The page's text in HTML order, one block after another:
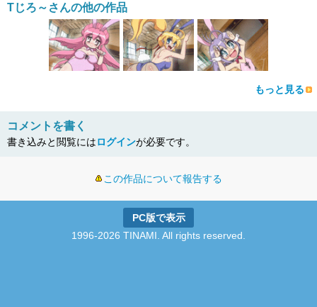
Tじろ～さんの他の作品
もっと見る
コメントを書く
書き込みと閲覧にはログインが必要です。
この作品について報告する
PC版で表示
1996-2026 TINAMI. All rights reserved.